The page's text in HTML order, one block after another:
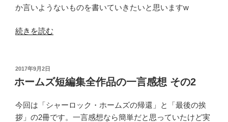
言
想
3”
の
か言いようないものを書いていきたいと思いますw
“100
名
著
慢
と
続きを読む
投
稿
日:
2017年9月2日
ホームズ短編集全作品の一言感想 その2
今回は「シャーロック・ホームズの帰還」と「最後の挨
拶」の2冊です。一言感想なら簡単だと思っていたけど実